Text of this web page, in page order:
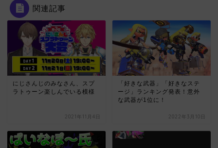
関連記事
にじさんじのみなさん、スプ
ラトゥーン楽しんでいる模様
2021年11月4日
「好きな武器」「好きなステ
ージ」ランキング発表！意外
な武器が1位に！
2022年3月10日